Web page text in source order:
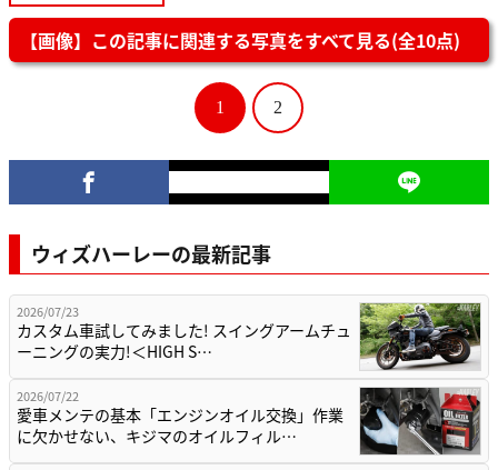
【画像】この記事に関連する写真をすべて見る(全10点)
1 2
ウィズハーレーの最新記事
2026/07/23
カスタム車試してみました! スイングアームチュ
ーニングの実力!＜HIGH S…
2026/07/22
愛車メンテの基本「エンジンオイル交換」作業
に欠かせない、キジマのオイルフィル…